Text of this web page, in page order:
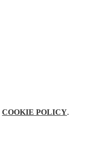
COOKIE POLICY.